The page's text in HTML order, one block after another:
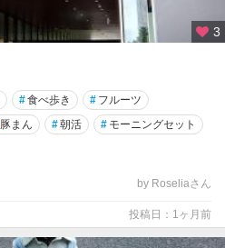
3
#食べ歩き # フルーツ
豚まん #朝活 # モーニングセット
by Roseliaさん
投稿日：1ヶ月前